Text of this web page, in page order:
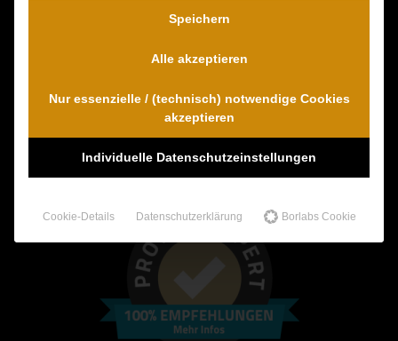
Dr. Wambach & Walter
0421 54 895 10 - Fax
info@schmerzensgeld-spezialisten.de
Zum Kontaktformular
Speichern
Alle akzeptieren
Nur essenzielle / (technisch) notwendige Cookies
akzeptieren
Individuelle Datenschutzeinstellungen
Cookie-Details Datenschutzerklärung Borlabs Cookie